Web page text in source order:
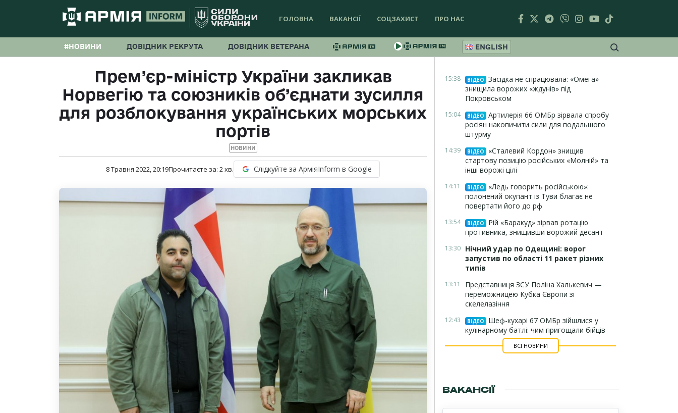
ГОЛОВНА ВАКАНСІЇ СОЦЗАХИСТ ПРО НАС
#НОВИНИ ДОВІДНИК РЕКРУТА ДОВІДНИК ВЕТЕРАНА ENGLISH
Прем’єр-міністр України закликав
Норвегію та союзників об’єднати зусилля
для розблокування українських морських
портів
НОВИНИ
8 Травня 2022, 20:19Прочитаєте за: 2хв. Слідкуйте за АрміяInform в Google
15:38 ВІДЕО
Засідка не спрацювала: «Омега»
знищила ворожих «ждунів» під
Покровськом
15:04 ВІДЕО
Артилерія 66 ОМБр зірвала спробу
росіян накопичити сили для подальшого
штурму
14:39 ВІДЕО
«Сталевий Кордон» знищив
стартову позицію російських «Молній» та
інші ворожі цілі
14:11 ВІДЕО
«Ледь говорить російською»:
полонений окупант із Туви благає не
повертати його до рф
13:54 ВІДЕО
Рій «Баракуд» зірвав ротацію
противника, знищивши ворожий десант
13:30 Нічний удар по Одещині: ворог
запустив по області 11 ракет різних
типів
13:11
Представниця ЗСУ Поліна Халькевич —
переможницею Кубка Європи зі
скелелазіння
12:43 ВІДЕО
Шеф-кухарі 67 ОМБр зійшлися у
кулінарному батлі: чим пригощали бійців
ВСІ НОВИНИ
ВАКАНСІЇ